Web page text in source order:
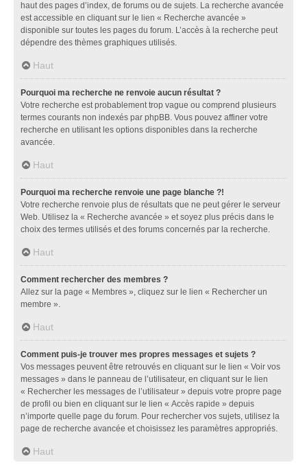
haut des pages d’index, de forums ou de sujets. La recherche avancée
est accessible en cliquant sur le lien « Recherche avancée »
disponible sur toutes les pages du forum. L’accès à la recherche peut
dépendre des thèmes graphiques utilisés.
Haut
Pourquoi ma recherche ne renvoie aucun résultat ?
Votre recherche est probablement trop vague ou comprend plusieurs
termes courants non indexés par phpBB. Vous pouvez affiner votre
recherche en utilisant les options disponibles dans la recherche
avancée.
Haut
Pourquoi ma recherche renvoie une page blanche ?!
Votre recherche renvoie plus de résultats que ne peut gérer le serveur
Web. Utilisez la « Recherche avancée » et soyez plus précis dans le
choix des termes utilisés et des forums concernés par la recherche.
Haut
Comment rechercher des membres ?
Allez sur la page « Membres », cliquez sur le lien « Rechercher un
membre ».
Haut
Comment puis-je trouver mes propres messages et sujets ?
Vos messages peuvent être retrouvés en cliquant sur le lien « Voir vos
messages » dans le panneau de l’utilisateur, en cliquant sur le lien
« Rechercher les messages de l’utilisateur » depuis votre propre page
de profil ou bien en cliquant sur le lien « Accès rapide » depuis
n’importe quelle page du forum. Pour rechercher vos sujets, utilisez la
page de recherche avancée et choisissez les paramètres appropriés.
Haut